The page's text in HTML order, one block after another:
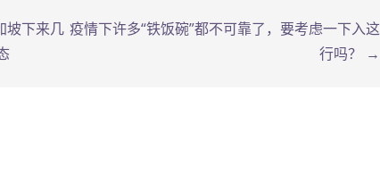
坡下来几 疫情下许多“铁饭碗”都不可靠了，要考虑一下入这
行吗？ →